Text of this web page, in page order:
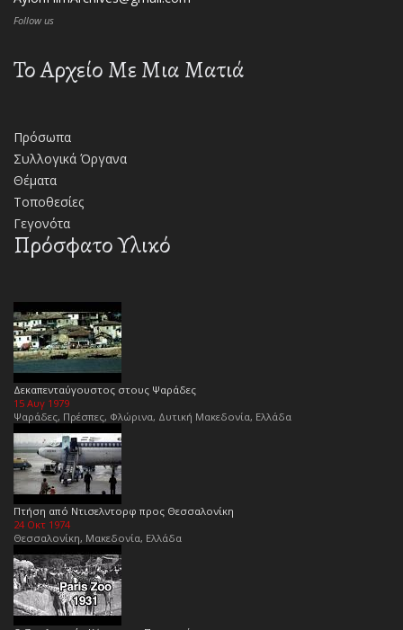
Follow us
Το Αρχείο Με Μια Ματιά
Πρόσωπα
Συλλογικά Όργανα
Θέματα
Τοποθεσίες
Γεγονότα
Πρόσφατο Υλικό
Δεκαπενταύγουστος στους Ψαράδες
15 Αυγ 1979
Ψαράδες, Πρέσπες, Φλώρινα, Δυτική Μακεδονία, Ελλάδα
Πτήση από Ντισελντορφ προς Θεσσαλονίκη
24 Οκτ 1974
Θεσσαλονίκη, Μακεδονία, Ελλάδα